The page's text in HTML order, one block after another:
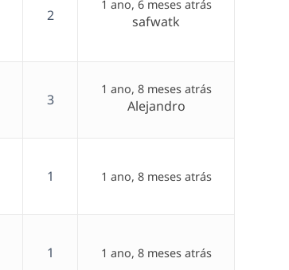
2
1 ano, 6 meses atrás
safwatk
3
1 ano, 8 meses atrás
Alejandro
1 1 ano, 8 meses atrás
1 1 ano, 8 meses atrás